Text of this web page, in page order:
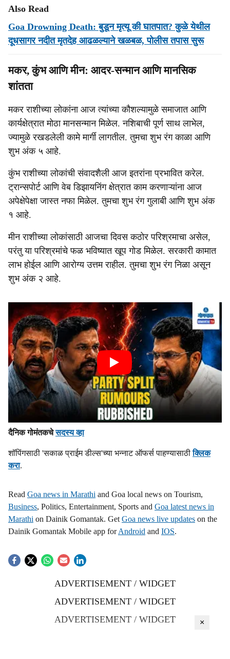
Also Read
Goa Drowning Death: बुडून मृत्यू की घातपात? कुळे येथील
दूधसागर नदीत मृतदेह आढळल्याने खळबळ, पोलीस तपास सुरू
मकर, कुंभ आणि मीन: आदर-सन्मान आणि मानसिक
शांतता
मकर राशीच्या लोकांना आज त्यांच्या कौशल्यामुळे समाजात आणि
कार्यक्षेत्रात मोठा मानसन्मान मिळेल. नशिबाची पूर्ण साथ लाभेल,
ज्यामुळे रखडलेली कामे मार्गी लागतील. तुमचा शुभ रंग काळा आणि
शुभ अंक ५ आहे.
कुंभ राशीच्या लोकांची संवादशैली आज इतरांना प्रभावित करेल.
ट्रान्सपोर्ट आणि वेब डिझायनिंग क्षेत्रात काम करणाऱ्यांना आज
अपेक्षेपेक्षा जास्त नफा मिळेल. तुमचा शुभ रंग गुलाबी आणि शुभ अंक
१ आहे.
मीन राशीच्या लोकांसाठी आजचा दिवस कठोर परिश्रमाचा असेल,
परंतु या परिश्रमांचे फळ भविष्यात खूप गोड मिळेल. सरकारी कामात
लाभ होईल आणि आरोग्य उत्तम राहील. तुमचा शुभ रंग निळा असून
शुभ अंक २ आहे.
दैनिक गोमंतकचेसदस्य व्हा
शॉपिंगसाठी 'सकाळ प्राईम डील्स'च्या भन्नाट ऑफर्स पाहण्यासाठीक्लिक
करा.
Read Goa news in Marathi and Goa local news on Tourism,
Business, Politics, Entertainment, Sports and Goa latest news in
Marathi on Dainik Gomantak. Get Goa news live updates on the
Dainik Gomantak Mobile app forAndroid and IOS.
ADVERTISEMENT / WIDGET
ADVERTISEMENT / WIDGET
ADVERTISEMENT / WIDGET
×